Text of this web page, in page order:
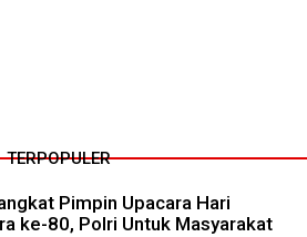
TERPOPULER
Pimpin Upacara Hari
ke-80, Polri Untuk Masyarakat